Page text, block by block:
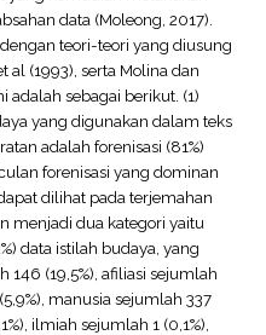
data (Moleong, 2017).
teori-teori yang diusung
al (1993), serta Molina dan
sebagai berikut. (1)
yang digunakan dalam teks
adalah forenisasi (81%)
forenisasi yang dominan
dilihat pada terjemahan
menjadi dua kategori yaitu
data istilah budaya, yang
(19,5%), afiliasi sejumlah
manusia sejumlah 337
ilmiah sejumlah 1 (0,1%),